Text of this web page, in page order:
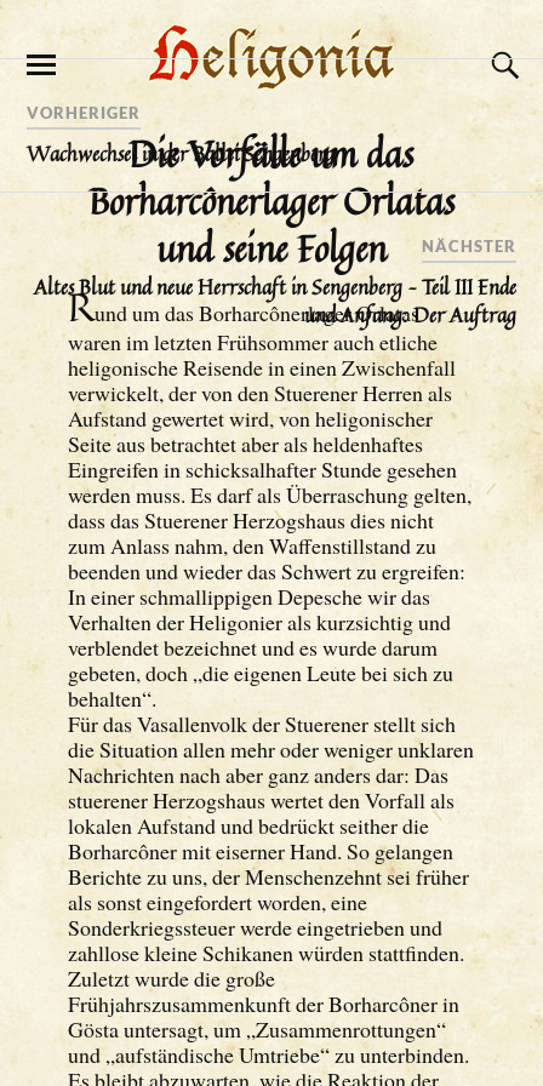
Die Vorfälle um das
Borharcônerlager Orlatas
und seine Folgen
Rund um das Borharcônerlager Orlatas
waren im letzten Frühsommer auch etliche
heligonische Reisende in einen Zwischenfall
verwickelt, der von den Stuerener Herren als
Aufstand gewertet wird, von heligonischer
Seite aus betrachtet aber als heldenhaftes
Eingreifen in schicksalhafter Stunde gesehen
werden muss. Es darf als Überraschung gelten,
dass das Stuerener Herzogshaus dies nicht
zum Anlass nahm, den Waffenstillstand zu
beenden und wieder das Schwert zu ergreifen:
In einer schmallippigen Depesche wir das
Verhalten der Heligonier als kurzsichtig und
verblendet bezeichnet und es wurde darum
gebeten, doch „die eigenen Leute bei sich zu
behalten“.
Für das Vasallenvolk der Stuerener stellt sich
die Situation allen mehr oder weniger unklaren
Nachrichten nach aber ganz anders dar: Das
stuerener Herzogshaus wertet den Vorfall als
lokalen Aufstand und bedrückt seither die
Borharcôner mit eiserner Hand. So gelangen
Berichte zu uns, der Menschenzehnt sei früher
als sonst eingefordert worden, eine
Sonderkriegssteuer werde eingetrieben und
zahllose kleine Schikanen würden stattfinden.
Zuletzt wurde die große
Frühjahrszusammenkunft der Borharcôner in
Gösta untersagt, um „Zusammenrottungen“
und „aufständische Umtriebe“ zu unterbinden.
Es bleibt abzuwarten, wie die Reaktion der
VORHERIGER
Wachwechsel in der Ballei Sengenberg
NÄCHSTER
Altes Blut und neue Herrschaft in Sengenberg – Teil III Ende
und Anfang: Der Auftrag